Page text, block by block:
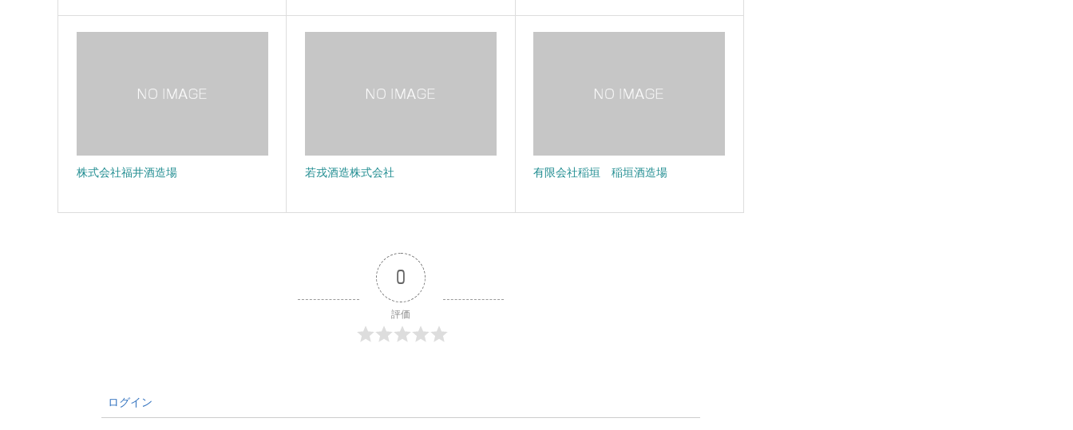
株式会社福井酒造場 若戎酒造株式会社 有限会社稲垣 稲垣酒造場
0
評価
ログイン